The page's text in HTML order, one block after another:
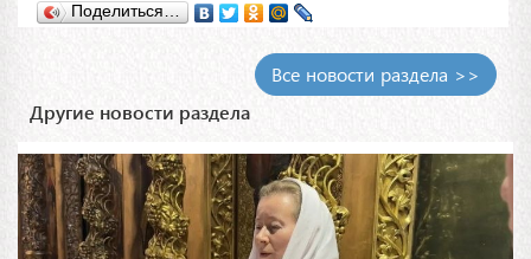
Поделиться…
Все новости раздела >>
Другие новости раздела